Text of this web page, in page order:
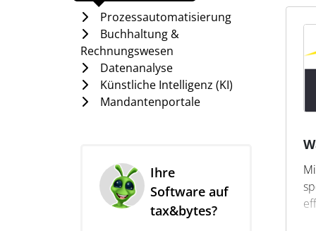
gesetzliche
und die
Diese Tools
vermeiden, die zu
Effiziente
Um die
spezielle Software-
für das
,
Prozessautomatisierung
Buchhaltung &
Rechnungswesen
Datenanalyse
Künstliche Intelligenz (KI)
Mandantenportale
Ihre
Software auf
tax&bytes?